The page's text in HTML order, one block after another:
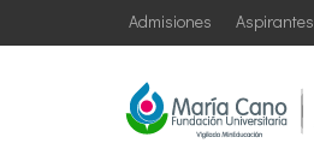
Aspirantes
Admisiones